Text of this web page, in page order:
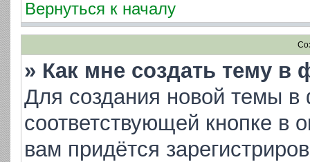
Вернуться к началу
» Как мне создать тему в
Для создания новой темы
соответствующей кнопке
вам придётся